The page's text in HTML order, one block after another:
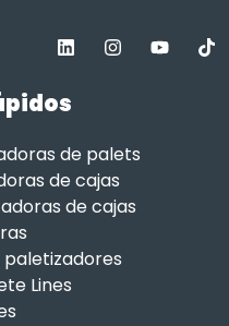
de palets
de cajas
de cajas
paletizadores
Lines